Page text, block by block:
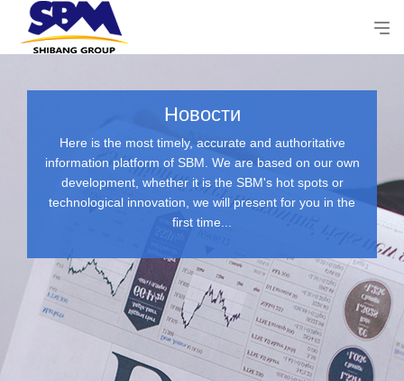
Новости
Here is the most timely, accurate and authoritative
information platform of SBM. We are based on our own
development, whether it is the SBM's hot spots or
technological innovation, we will present for you in the
first time...